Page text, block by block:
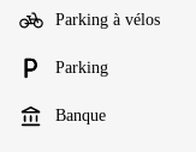
Parking à vélos
Parking
Banque